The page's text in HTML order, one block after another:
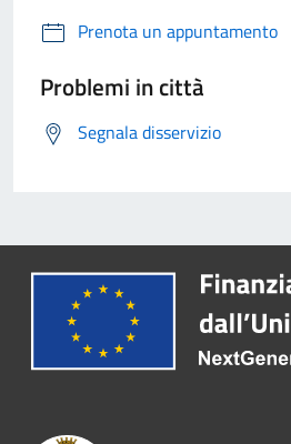
Prenota un appuntamento
Problemi in città
Segnala disservizio